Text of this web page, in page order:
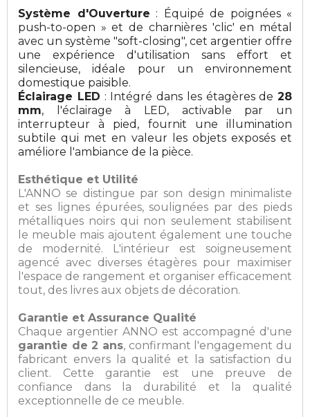
Système d'Ouverture : Équipé de poignées «
push-to-open » et de charnières 'clic' en métal
avec un système "soft-closing", cet argentier offre
une expérience d'utilisation sans effort et
silencieuse, idéale pour un environnement
domestique paisible.
Éclairage LED : Intégré dans les étagères de 28
mm, l'éclairage à LED, activable par un
interrupteur à pied, fournit une illumination
subtile qui met en valeur les objets exposés et
améliore l'ambiance de la pièce.
Esthétique et Utilité
L'ANNO se distingue par son design minimaliste
et ses lignes épurées, soulignées par des pieds
métalliques noirs qui non seulement stabilisent
le meuble mais ajoutent également une touche
de modernité. L'intérieur est soigneusement
agencé avec diverses étagères pour maximiser
l'espace de rangement et organiser efficacement
tout, des livres aux objets de décoration.
Garantie et Assurance Qualité
Chaque argentier ANNO est accompagné d'une
garantie de 2 ans, confirmant l'engagement du
fabricant envers la qualité et la satisfaction du
client. Cette garantie est une preuve de
confiance dans la durabilité et la qualité
exceptionnelle de ce meuble.